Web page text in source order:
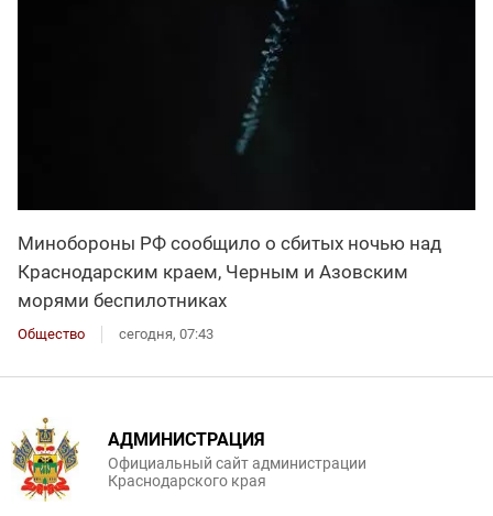
Минобороны РФ сообщило о сбитых ночью над
Краснодарским краем, Черным и Азовским
морями беспилотниках
Общество сегодня, 07:43
АДМИНИСТРАЦИЯ
Официальный сайт администрации
Краснодарского края